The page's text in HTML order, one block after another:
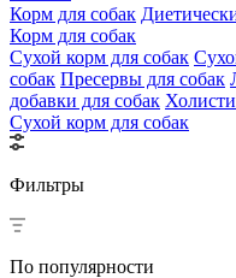
Корм для собак
Корм для собак
Сухой корм для собак
собак Пресервы для собак
добавки для собак
Сухой корм для собак
Фильтры
По популярности